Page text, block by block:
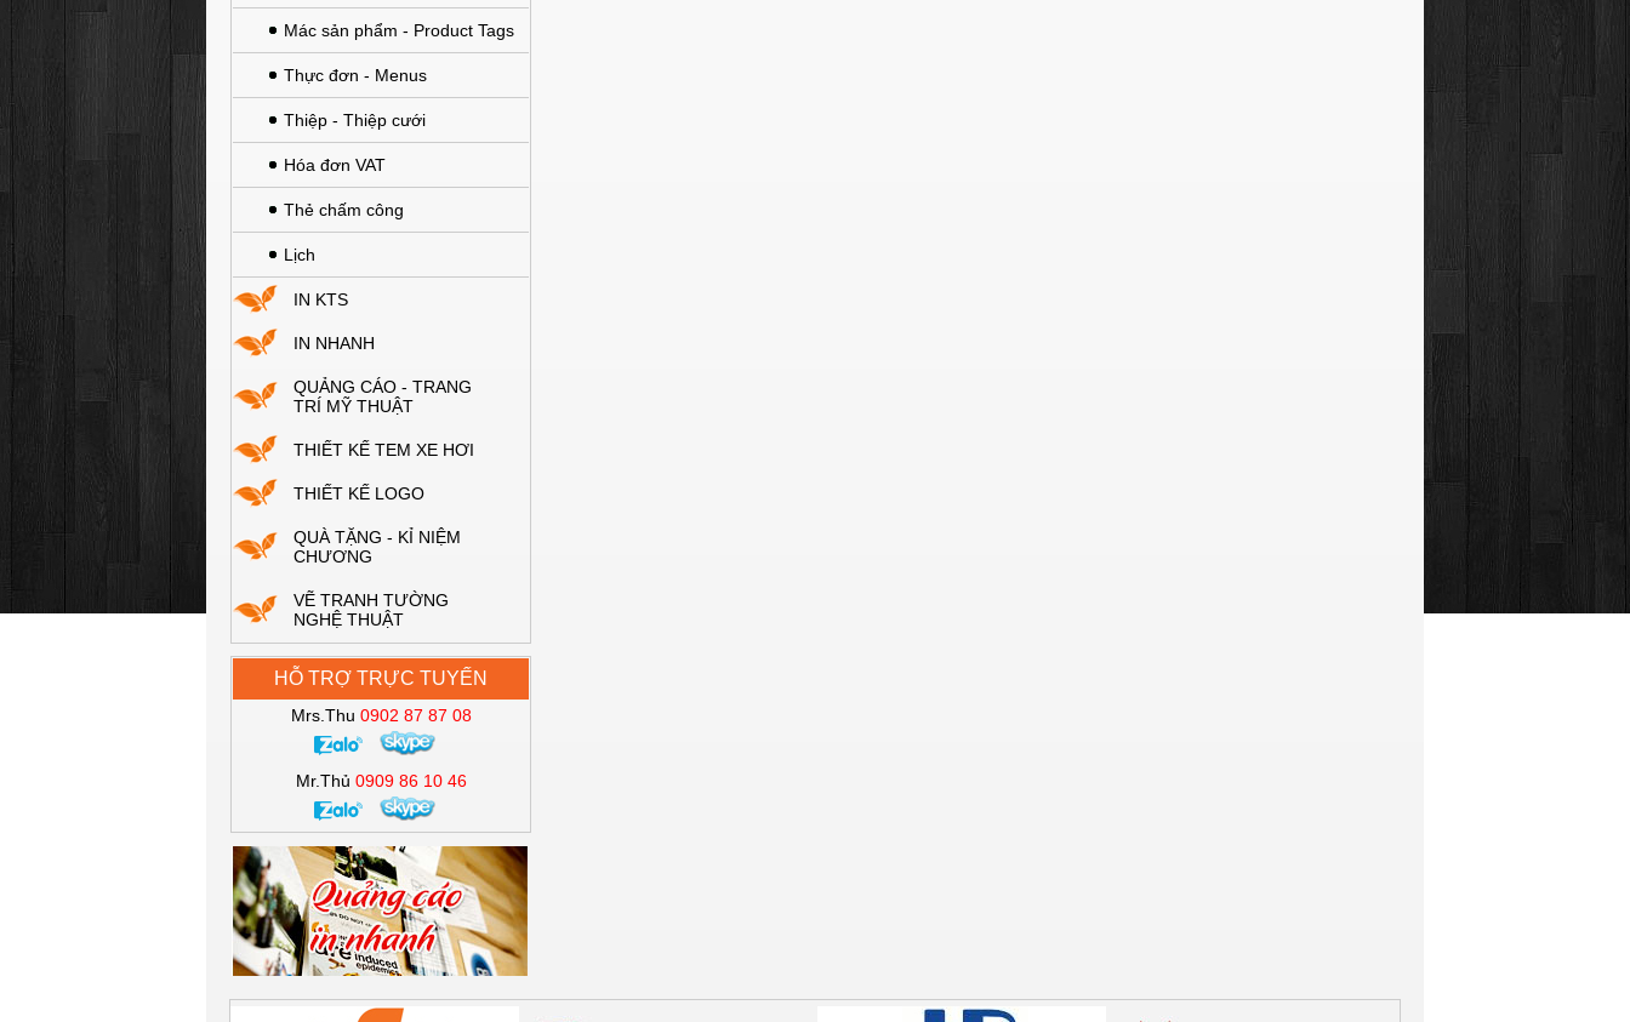
Mác sản phẩm - Product Tags
Thực đơn - Menus
Thiệp - Thiệp cưới
Hóa đơn VAT
Thẻ chấm công
Lịch
IN KTS
IN NHANH
QUẢNG CÁO - TRANG
TRÍ MỸ THUẬT
THIẾT KẾ TEM XE HƠI
THIẾT KẾ LOGO
QUÀ TẶNG - KỈ NIỆM
CHƯƠNG
VẼ TRANH TƯỜNG
NGHỆ THUẬT
HỖ TRỢ TRỰC TUYẾN
Mrs.Thu 0902 87 87 08
Mr.Thủ 0909 86 10 46